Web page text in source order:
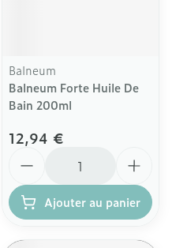
Balneum
Balneum Forte Huile De
Bain 200ml
12,94 €
Ajouter au panier